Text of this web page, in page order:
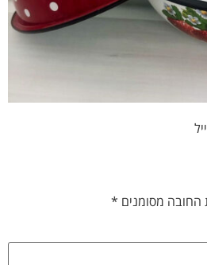
החובה מסומנים *